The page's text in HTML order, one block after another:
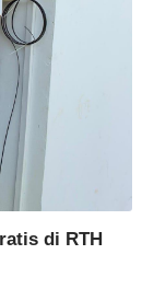
di RTH